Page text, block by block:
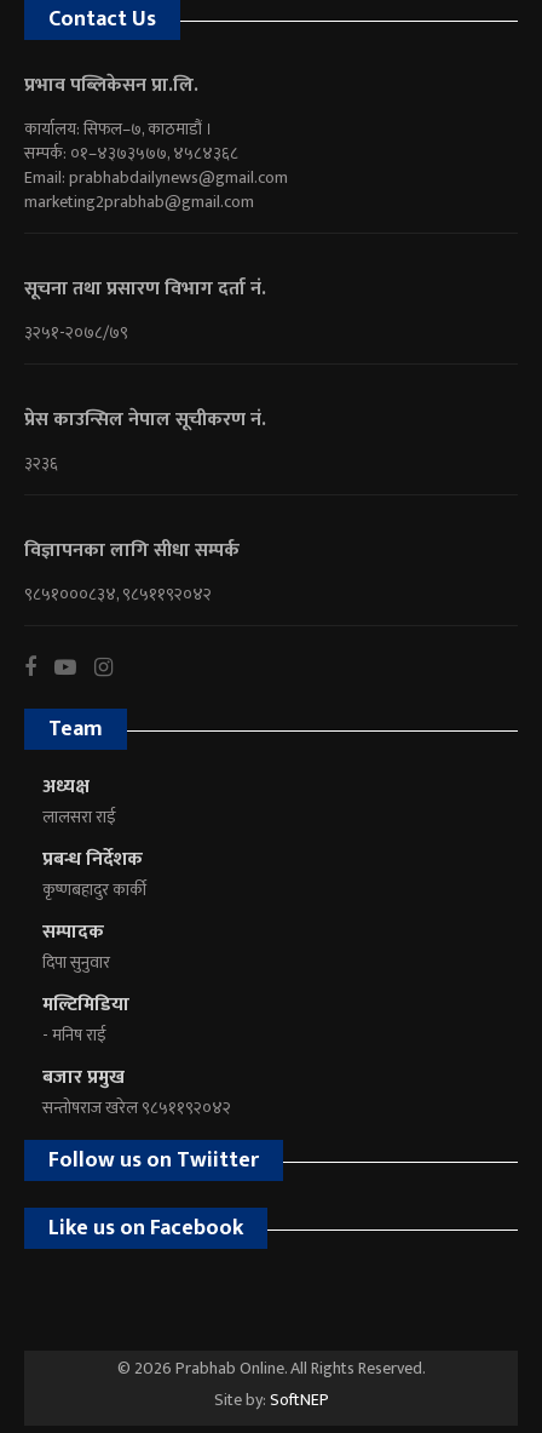
Contact Us
प्रभाव पब्लिकेसन प्रा.लि.
कार्यालय: सिफल–७, काठमाडौं ।
सम्पर्क: ०१–४३७३५७७, ४५८४३६८
Email:prabhabdailynews@gmail.com
marketing2prabhab@gmail.com
सूचना तथा प्रसारण विभाग दर्ता नं.
३२५१-२०७८/७९
प्रेस काउन्सिल नेपाल सूचीकरण नं.
३२३६
विज्ञापनका लागि सीधा सम्पर्क
९८५१०००८३४, ९८५११९२०४२
Team
अध्यक्ष
लालसरा राई
प्रबन्ध निर्देशक
कृष्णबहादुर कार्की
सम्पादक
दिपा सुनुवार
मल्टिमिडिया
- मनिष राई
बजार प्रमुख
सन्तोषराज खरेल ९८५११९२०४२
Follow us on Twiitter
Like us on Facebook
© 2026 Prabhab Online. All Rights Reserved.
Site by:SoftNEP